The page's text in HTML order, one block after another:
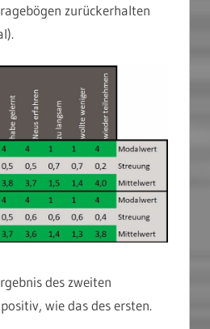
zurückerhalten
des zweiten
wie das des ersten.